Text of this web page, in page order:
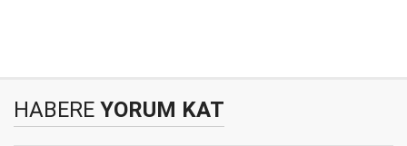
HABERE YORUM KAT